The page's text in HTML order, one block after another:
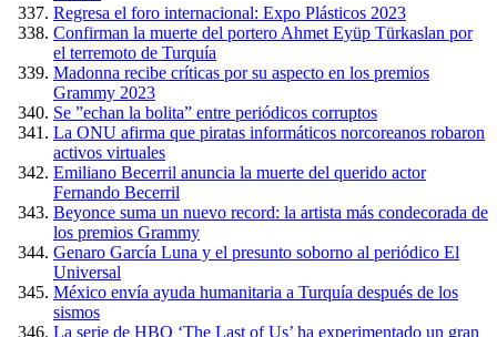
Regresa el foro internacional: Expo Plásticos 2023
Confirman la muerte del portero Ahmet Eyüp Türkaslan por
el terremoto de Turquía
Madonna recibe críticas por su aspecto en los premios
Grammy 2023
Se ”echan la bolita” entre periódicos corruptos
La ONU afirma que piratas informáticos norcoreanos robaron
activos virtuales
Emiliano Becerril anuncia la muerte del querido actor
Fernando Becerril
Beyonce suma un nuevo record: la artista más condecorada de
los premios Grammy
Genaro García Luna y el presunto soborno al periódico El
Universal
México envía ayuda humanitaria a Turquía después de los
sismos
La serie de HBO ‘The Last of Us’ ha experimentado un gran